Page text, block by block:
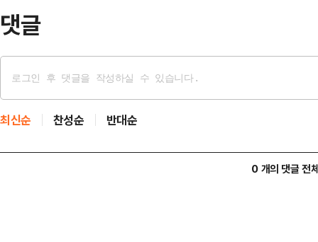
댓글
최신순 찬성순 반대순
0 개의 댓글 전